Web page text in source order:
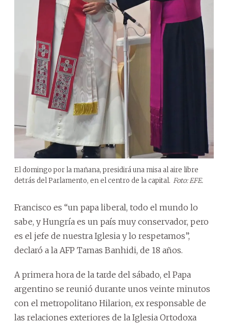
El domingo por la mañana, presidirá una misa al aire libre
detrás del Parlamento, en el centro de la capital. Foto: EFE.
Francisco es “un papa liberal, todo el mundo lo
sabe, y Hungría es un país muy conservador, pero
es el jefe de nuestra Iglesia y lo respetamos”,
declaró a la AFP Tamas Banhidi, de 18 años.
A primera hora de la tarde del sábado, el Papa
argentino se reunió durante unos veinte minutos
con el metropolitano Hilarion, ex responsable de
las relaciones exteriores de la Iglesia Ortodoxa